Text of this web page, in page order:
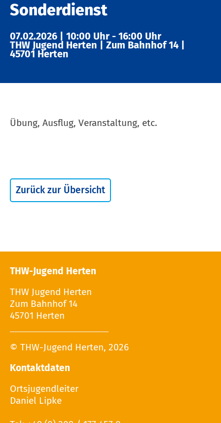
Sonderdienst
07.02.2026 10:00 Uhr - 16:00 Uhr
THW Jugend Herten Zum Bahnhof 14
45701 Herten
Übung, Ausflug, Veranstaltung, etc.
Zurück zur Übersicht
THW-Jugend Herten
THW Jugend Herten
Zum Bahnhof 14
45701 Herten
© THW-Jugend Herten, 2026
Kontaktdaten
Ortsjugendleiter
Daniel Lipke